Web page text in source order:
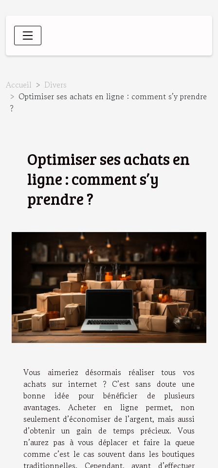
Accueil
Divers
Optimiser ses achats en ligne : comment s’y prendre
?
Optimiser ses achats en
ligne : comment s’y
prendre ?
Vous aimeriez désormais réaliser tous vos
achats sur internet ? C’est sans doute une
bonne idée pour bénéficier de plusieurs
avantages. Acheter en ligne permet, non
seulement d’économiser de l’argent, mais aussi
d’obtenir un gain de temps précieux. Vous
n’aurez pas à vous déplacer et faire la queue
comme c’est le cas souvent dans les boutiques